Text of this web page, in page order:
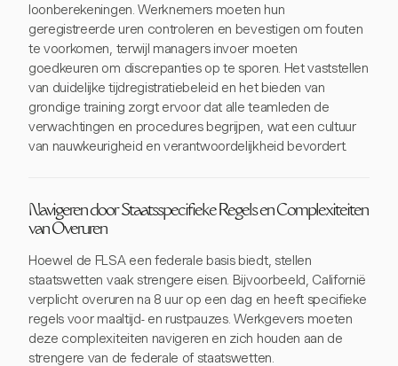
loonberekeningen. Werknemers moeten hun
geregistreerde uren controleren en bevestigen om fouten
te voorkomen, terwijl managers invoer moeten
goedkeuren om discrepanties op te sporen. Het vaststellen
van duidelijke tijdregistratiebeleid en het bieden van
grondige training zorgt ervoor dat alle teamleden de
verwachtingen en procedures begrijpen, wat een cultuur
van nauwkeurigheid en verantwoordelijkheid bevordert.
Navigeren door Staatsspecifieke Regels en Complexiteiten
van Overuren
Hoewel de FLSA een federale basis biedt, stellen
staatswetten vaak strengere eisen. Bijvoorbeeld, Californië
verplicht overuren na 8 uur op een dag en heeft specifieke
regels voor maaltijd- en rustpauzes. Werkgevers moeten
deze complexiteiten navigeren en zich houden aan de
strengere van de federale of staatswetten.